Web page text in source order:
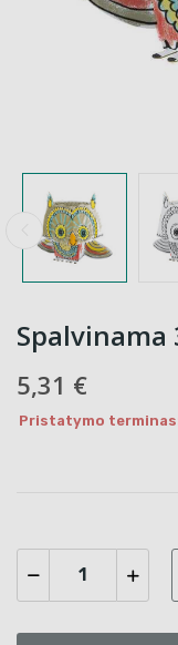
Spalvinama
5,31 €
Pristatymo